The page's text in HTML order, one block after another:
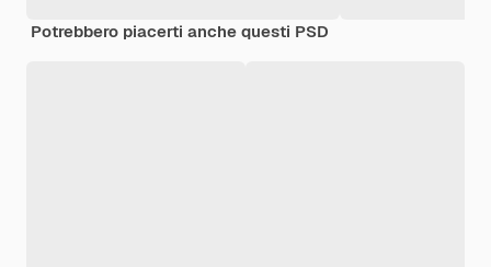
Potrebbero piacerti anche questi PSD